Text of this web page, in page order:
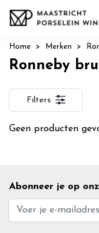
Home Merken
Ronneby
Filters
Geen producten
Abonneer je op